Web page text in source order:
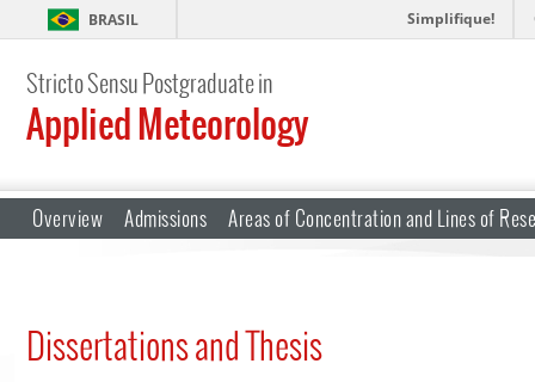
BRASIL Simplifique!
Stricto Sensu Postgraduate in
Applied Meteorology
Overview Admissions Areas of Concentration and Lines of
Dissertations and Thesis